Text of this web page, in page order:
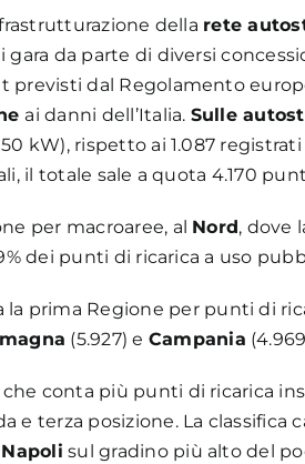
della rete
da parte di diversi
dal Regolamento
ai danni dell’Italia. Sulle
kW), rispetto ai 1.087
il totale sale a quota 4.170
per macroaree, al Nord, dove
dei punti di ricarica a uso
la prima Regione per punti di
(5.927) e Campania
conta più punti di ricarica
e terza posizione. La
Napoli sul gradino più alto del